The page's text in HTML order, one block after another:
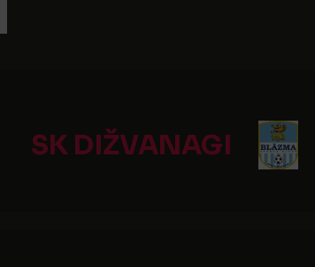
SK DIŽVANAGI